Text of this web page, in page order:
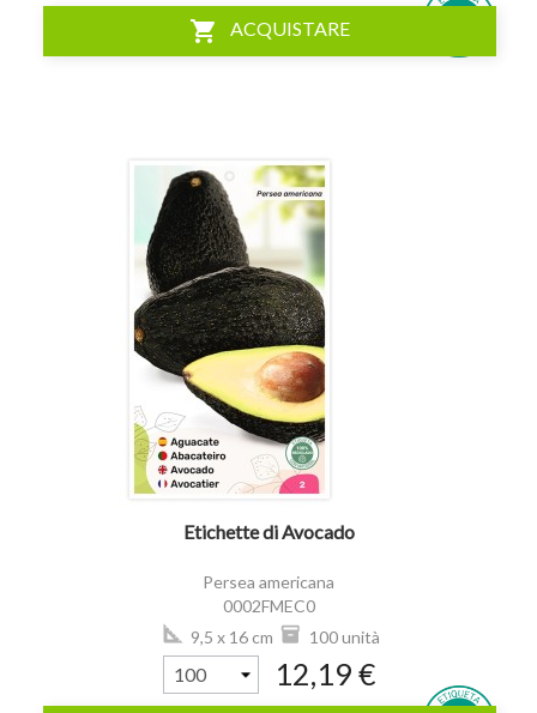
shopping_cart ACQUISTARE
Etichette di Avocado
Persea americana
0002FMEC0
9,5 x 16 cm
100 unità
12,19 €